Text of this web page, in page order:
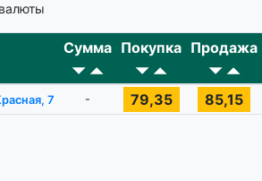
Сумма Покупка Продажа
7 - 79,35 85,15